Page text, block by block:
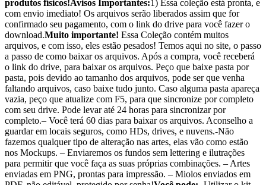
produtos físicos!Avisos Importantes:1) Essa coleção está pronta, e
com envio imediato! Os arquivos serão liberados assim que for
confirmado seu pagamento, com o link do drive para você fazer o
download.Muito importante! Essa Coleção contém muitos
arquivos, e com isso, eles estão pesados! Temos aqui no site, o passo
a passo de como baixar os arquivos. Após a compra, você receberá
o link do drive, para baixar os arquivos. Peço que baixe pasta por
pasta, pois devido ao tamanho dos arquivos, pode ser que venha
faltando arquivos, caso baixe tudo junto. Caso alguma pasta apareça
vazia, peço que atualize com F5, para que sincronize por completo
com seu drive. Pode levar até 24 horas para sincronizar por
completo.– Você terá 60 dias para baixar os arquivos. Aconselho a
guardar em locais seguros, como HDs, drives, e nuvens.-Não
fazemos qualquer tipo de alteração nas artes, elas vão como estão
nos Mockups. – Enviaremos os fundos sem lettering e ilutrações
para permitir que você faça as suas próprias combinações. – Artes
enviadas em PNG, prontas para impressão. – Miolos enviados em